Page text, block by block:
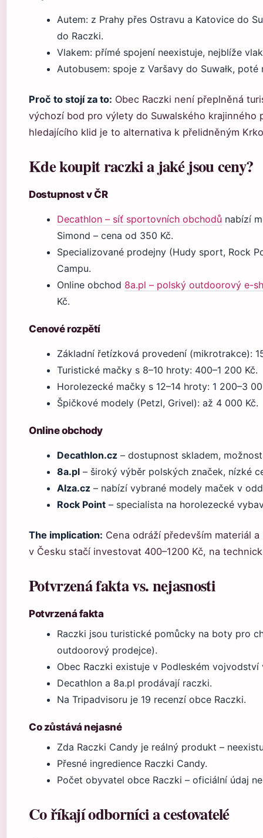
Autem: z Prahy přes Ostravu a Katovice do
do Raczki.
Vlakem: přímé spojení neexistuje, nejblíže
Autobusem: spoje z Varšavy do Suwałk,
Proč to stojí za to: Obec Raczki není přeplněná
výchozí bod pro výlety do Suwalského krajinného
hledajícího klid je to alternativa k přelidněným
Kde koupit raczki a jaké jsou ceny?
Dostupnost v ČR
Decathlon – síť sportovních obchodů nabízí
Simond – cena od 350 Kč.
Specializované prodejny (Hudy sport, Rock
Campu.
Online obchod 8a.pl – polský outdoorový e-
Kč.
Cenové rozpětí
Základní řetízková provedení (mikrotrakce):
Turistické mačky s 8–10 hroty: 400–1 200 Kč.
Horolezecké mačky s 12–14 hroty: 1 200–3
Špičkové modely (Petzl, Grivel): až 4 000 Kč.
Online obchody
Decathlon.cz – dostupnost skladem,
8a.pl – široký výběr polských značek, nízké
Alza.cz – nabízí vybrané modely maček v
Rock Point – specialista na horolezecké
The implication: Cena odráží především materiál
v Česku stačí investovat 400–1200 Kč, na
Potvrzená fakta vs. nejasnosti
Potvrzená fakta
Raczki jsou turistické pomůcky na boty pro
outdoorový prodejce).
Obec Raczki existuje v Podleském vojvodství
Decathlon a 8a.pl prodávají raczki.
Na Tripadvisoru je 19 recenzí obce Raczki.
Co zůstává nejasné
Zda Raczki Candy je reálný produkt –
Přesné ingredience Raczki Candy.
Počet obyvatel obce Raczki – oficiální údaj
Co říkají odborníci a cestovatelé